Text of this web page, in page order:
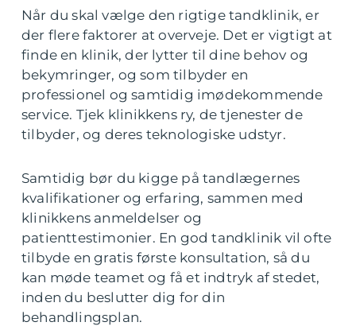
Når du skal vælge den rigtige tandklinik, er
der flere faktorer at overveje. Det er vigtigt at
finde en klinik, der lytter til dine behov og
bekymringer, og som tilbyder en
professionel og samtidig imødekommende
service. Tjek klinikkens ry, de tjenester de
tilbyder, og deres teknologiske udstyr.
Samtidig bør du kigge på tandlægernes
kvalifikationer og erfaring, sammen med
klinikkens anmeldelser og
patienttestimonier. En god tandklinik vil ofte
tilbyde en gratis første konsultation, så du
kan møde teamet og få et indtryk af stedet,
inden du beslutter dig for din
behandlingsplan.